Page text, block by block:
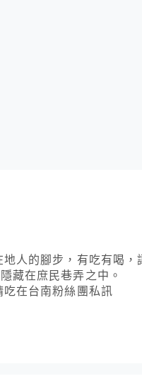
人的腳步，有吃有喝，
藏在庶民巷弄之中。
在台南粉絲團私訊